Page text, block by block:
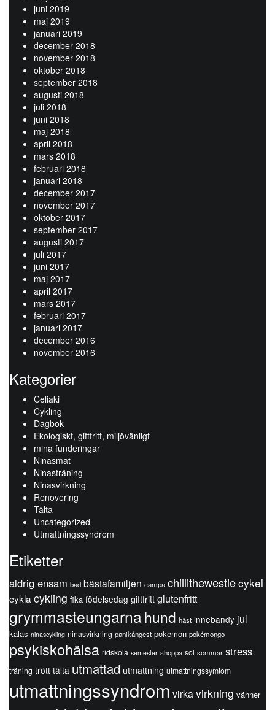
juni 2019
maj 2019
januari 2019
december 2018
november 2018
oktober 2018
september 2018
augusti 2018
juli 2018
juni 2018
maj 2018
april 2018
mars 2018
februari 2018
januari 2018
december 2017
november 2017
oktober 2017
september 2017
augusti 2017
juli 2017
juni 2017
maj 2017
april 2017
mars 2017
februari 2017
januari 2017
december 2016
november 2016
Kategorier
Celiaki
Cykling
Dagbok
Ekologiskt, giftfritt, miljövänligt
mina funderingar
Ninasmat
Ninasträning
Ninasvirkning
Renovering
Tälta
Uncategorized
Utmattningssyndrom
Etiketter
aldrig ensam bad bästafamiljen campa chillithewestiecykel
cykla cykling fika födelsedag giftfritt glutenfritt
grymmasteungarnahund häst innebandy jul
kalas ninascykling ninasvirkning panikångest pokemon pokémongo
psykiskohälsa ridskola semester shoppa sol sommar stress
träning trött tälta utmattad utmattning utmattningssymtom
utmattningssyndrom virkavirkning vänner